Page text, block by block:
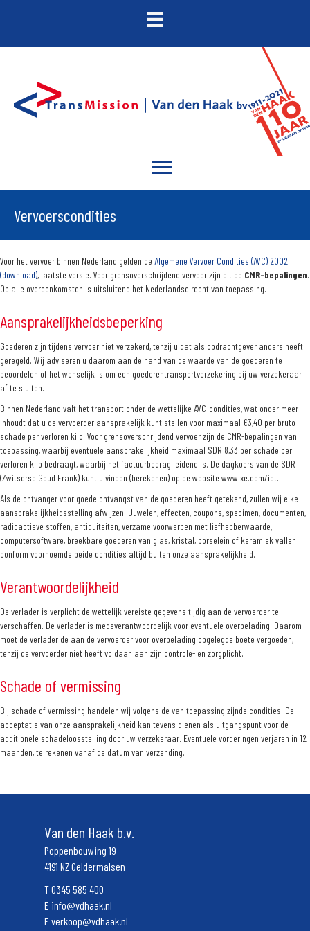
Vervoerscondities
Voor het vervoer binnen Nederland gelden de Algemene Vervoer Condities (AVC) 2002
(download), laatste versie. Voor grensoverschrijdend vervoer zijn dit de CMR-bepalingen.
Op alle overeenkomsten is uitsluitend het Nederlandse recht van toepassing.
Aansprakelijkheidsbeperking
Goederen zijn tijdens vervoer niet verzekerd, tenzij u dat als opdrachtgever anders heeft
geregeld. Wij adviseren u daarom aan de hand van de waarde van de goederen te
beoordelen of het wenselijk is om een goederentransportverzekering bij uw verzekeraar
af te sluiten.
Binnen Nederland valt het transport onder de wettelijke AVC-condities, wat onder meer
inhoudt dat u de vervoerder aansprakelijk kunt stellen voor maximaal €3,40 per bruto
schade per verloren kilo. Voor grensoverschrijdend vervoer zijn de CMR-bepalingen van
toepassing, waarbij eventuele aansprakelijkheid maximaal SDR 8,33 per schade per
verloren kilo bedraagt, waarbij het factuurbedrag leidend is. De dagkoers van de SDR
(Zwitserse Goud Frank) kunt u vinden (berekenen) op de website www.xe.com/ict.
Als de ontvanger voor goede ontvangst van de goederen heeft getekend, zullen wij elke
aansprakelijkheidsstelling afwijzen. Juwelen, effecten, coupons, specimen, documenten,
radioactieve stoffen, antiquiteiten, verzamelvoorwerpen met liefhebberwaarde,
computersoftware, breekbare goederen van glas, kristal, porselein of keramiek vallen
conform voornoemde beide condities altijd buiten onze aansprakelijkheid.
Verantwoordelijkheid
De verlader is verplicht de wettelijk vereiste gegevens tijdig aan de vervoerder te
verschaffen. De verlader is medeverantwoordelijk voor eventuele overbelading. Daarom
moet de verlader de aan de vervoerder voor overbelading opgelegde boete vergoeden,
tenzij de vervoerder niet heeft voldaan aan zijn controle- en zorgplicht.
Schade of vermissing
Bij schade of vermissing handelen wij volgens de van toepassing zijnde condities. De
acceptatie van onze aansprakelijkheid kan tevens dienen als uitgangspunt voor de
additionele schadeloosstelling door uw verzekeraar. Eventuele vorderingen verjaren in 12
maanden, te rekenen vanaf de datum van verzending.
Van den Haak b.v.
Poppenbouwing 19
4191 NZ Geldermalsen
T0345 585 400
E info@vdhaak.nl
E verkoop@vdhaak.nl